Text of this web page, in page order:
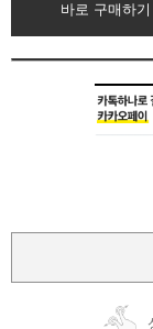
바로 구매하기